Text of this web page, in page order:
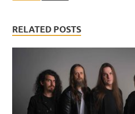
RELATED POSTS